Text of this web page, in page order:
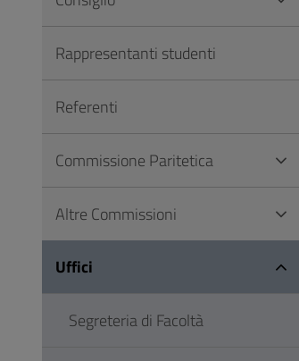
Footer
Rappresentanti studenti
Referenti
Commissione Paritetica
Altre Commissioni
Uffici
Segreteria di Facoltà